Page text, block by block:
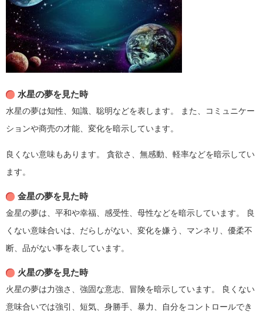
水星の夢を見た時
水星の夢は知性、知識、聡明などを表します。
また、コミュニケー
ションや商売の才能、変化を暗示しています。
良くない意味もあります。
貪欲さ、無感動、軽率などを暗示してい
ます。
金星の夢を見た時
金星の夢は、平和や幸福、感受性、母性などを暗示しています。
良
くない意味合いは、だらしがない、変化を嫌う、マンネリ、優柔不
断、品がない事を表しています。
火星の夢を見た時
火星の夢は力強さ、強固な意志、冒険を暗示しています。
良くない
意味合いでは強引、短気、身勝手、暴力、自分をコントロールでき